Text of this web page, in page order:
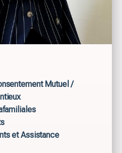
Mutuel /
et Assistance